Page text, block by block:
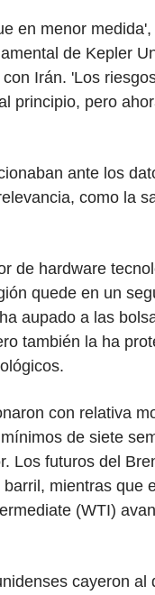
en menor
de Kepler
Irán. 'Los
principio, pero
ante los
como la
de hardware
quede en un
aupado a las
también la ha
con relativa
de siete
Los futuros del
mientras que
(WTI)
cayeron al